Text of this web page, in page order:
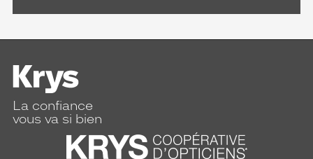
La confiance
vous va si bien